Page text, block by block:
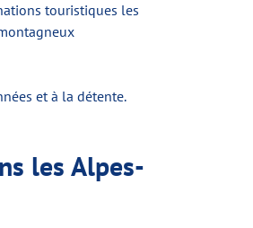
touristiques les
et à la détente.
les Alpes-